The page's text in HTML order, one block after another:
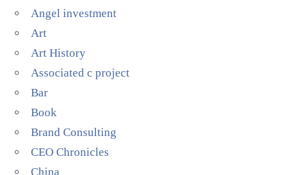
Angel investment
Art
Art History
Associated c project
Bar
Book
Brand Consulting
CEO Chronicles
China